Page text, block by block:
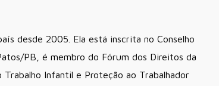
desde 2005. Ela está inscrita no Conselho
PB, é membro do Fórum dos Direitos da
Infantil e Proteção ao Trabalhador